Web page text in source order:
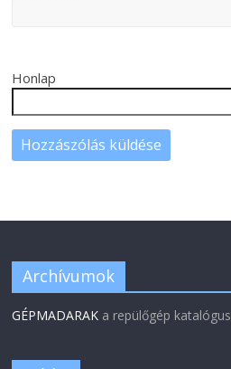
Honlap
Archívumok
GÉPMADARAK a repülőgép katalógus